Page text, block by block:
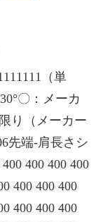
（単
〇：メーカ
（メーカー
先端-肩長さシ
400 400 400
400 400 400
400 400 400